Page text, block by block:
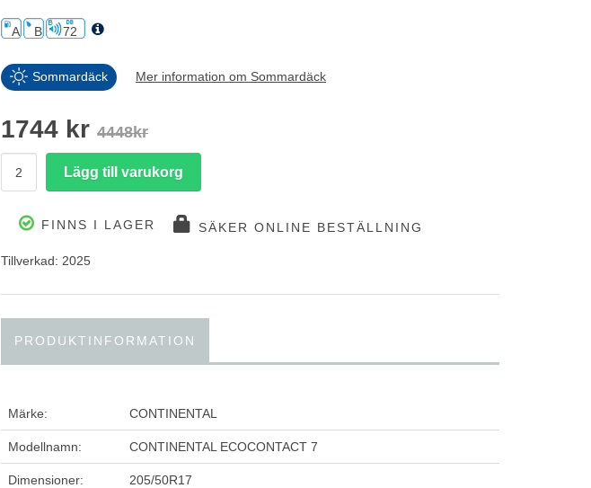
A B 72
Sommardäck Mer information om Sommardäck
1744 kr 4448kr
FINNS I LAGER SÄKER ONLINE BESTÄLLNING
Tillverkad: 2025
PRODUKTINFORMATION
Märke: CONTINENTAL
Modellnamn: CONTINENTAL ECOCONTACT 7
Dimensioner: 205/50R17